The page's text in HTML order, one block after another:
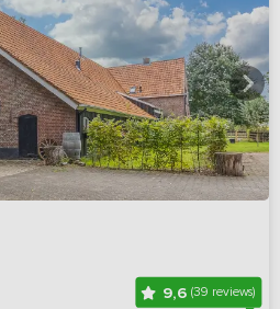
9,6 (39 reviews)